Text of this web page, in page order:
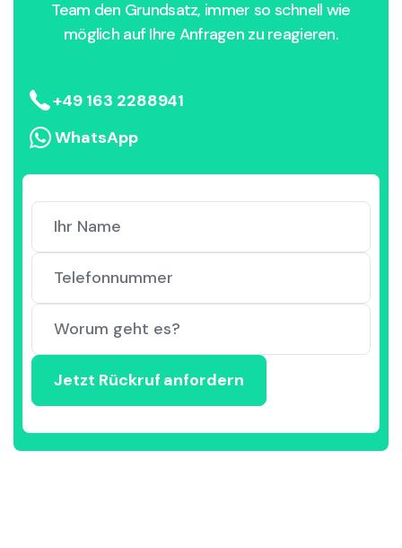
Team den Grundsatz, immer so schnell wie
möglich auf Ihre Anfragen zu reagieren.
+49 163 2288941
WhatsApp